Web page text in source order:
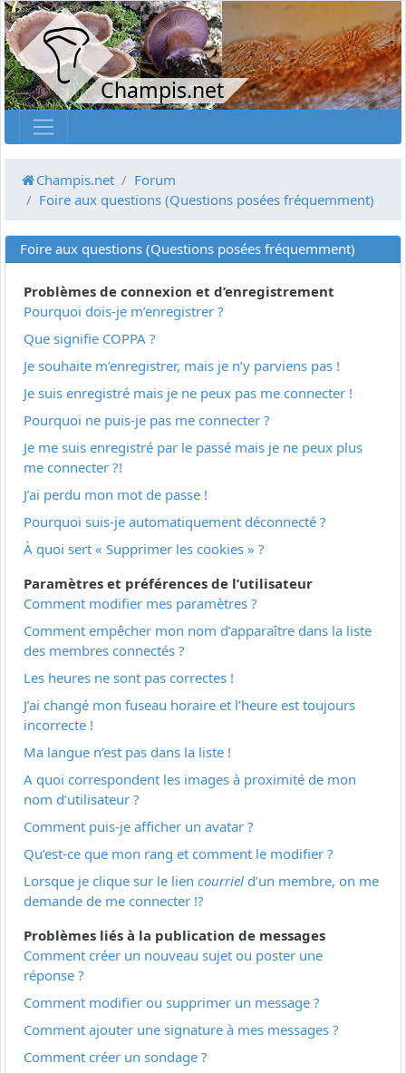
Champis.net
Champis.net
Forum
Foire aux questions (Questions posées fréquemment)
Foire aux questions (Questions posées fréquemment)
Problèmes de connexion et d’enregistrement
Pourquoi dois-je m’enregistrer ?
Que signifie COPPA ?
Je souhaite m’enregistrer, mais je n’y parviens pas !
Je suis enregistré mais je ne peux pas me connecter !
Pourquoi ne puis-je pas me connecter ?
Je me suis enregistré par le passé mais je ne peux plus
me connecter ?!
J’ai perdu mon mot de passe !
Pourquoi suis-je automatiquement déconnecté ?
À quoi sert « Supprimer les cookies » ?
Paramètres et préférences de l’utilisateur
Comment modifier mes paramètres ?
Comment empêcher mon nom d’apparaître dans la liste
des membres connectés ?
Les heures ne sont pas correctes !
J’ai changé mon fuseau horaire et l’heure est toujours
incorrecte !
Ma langue n’est pas dans la liste !
A quoi correspondent les images à proximité de mon
nom d’utilisateur ?
Comment puis-je afficher un avatar ?
Qu’est-ce que mon rang et comment le modifier ?
Lorsque je clique sur le lien courriel d’un membre, on me
demande de me connecter !?
Problèmes liés à la publication de messages
Comment créer un nouveau sujet ou poster une
réponse ?
Comment modifier ou supprimer un message ?
Comment ajouter une signature à mes messages ?
Comment créer un sondage ?